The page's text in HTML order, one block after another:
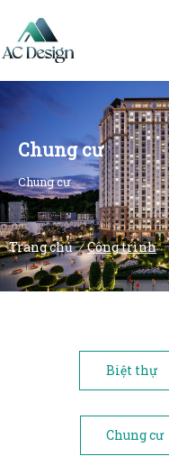
Chung cư
Chung cư
Trang chủ / Công trình
Biệt thự
Chung cư